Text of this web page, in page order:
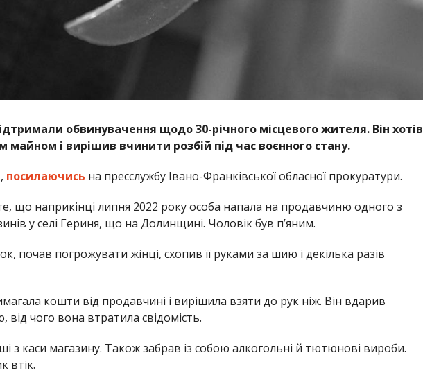
обвинувачення щодо 30-річного місцевого жителя. Він хотів
майном і вирішив вчинити розбій під час воєнного стану.
, посилаючись на пресслужбу Івано-Франківської обласної прокуратури.
що наприкінці липня 2022 року особа напала на продавчиню одного з
у селі Гериня, що на Долинщині. Чоловік був п’яним.
почав погрожувати жінці, схопив її руками за шию і декілька разів
кошти від продавчині і вирішила взяти до рук ніж. Він вдарив
чого вона втратила свідомість.
з каси магазину. Також забрав із собою алкогольні й тютюнові вироби.
втік.